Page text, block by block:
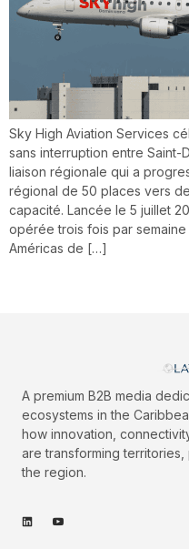
Sky High Aviation Services
sans interruption entre Saint-
liaison régionale qui a
régional de 50 places vers
capacité. Lancée le 5 juillet
opérée trois fois par semaine
Américas de […]
A premium B2B media
ecosystems in the
how innovation,
are transforming
the region.